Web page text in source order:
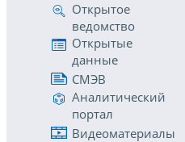
Открытое
ведомство
Открытые
данные
СМЭВ
Аналитический
портал
Видеоматериалы